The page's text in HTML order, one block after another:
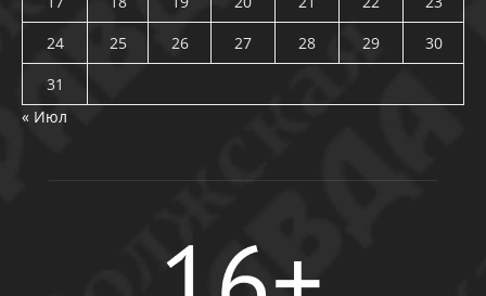
24
25 26 27 28 29
30
31
« Июл